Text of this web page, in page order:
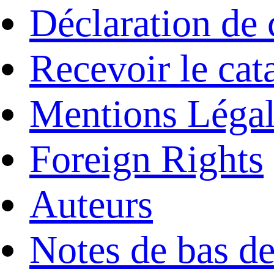
Déclaration
Recevoir le
Mentions
Foreign Rights
Auteurs
Notes de bas